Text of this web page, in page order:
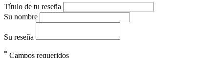
Título de tu reseña
Su nombre
Su reseña
* Campos requeridos